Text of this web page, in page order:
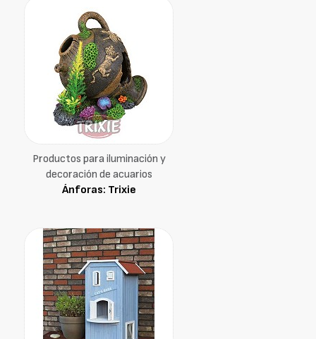
Productos para iluminación y
decoración de acuarios
Ánforas: Trixie